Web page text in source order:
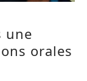
une
orales